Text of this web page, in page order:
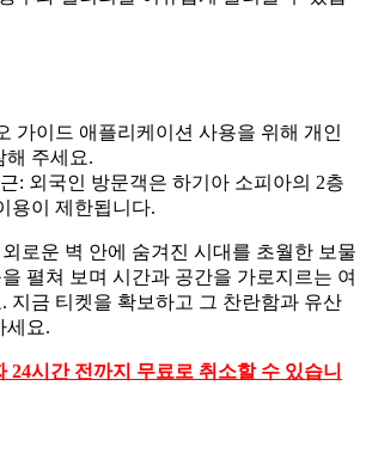
가이드 애플리케이션 사용을 위해 개인
해 주세요.
: 외국인 방문객은 하기아 소피아의 2층
용이 제한됩니다.
로운 벽 안에 숨겨진 시대를 초월한 보물
펼쳐 보며 시간과 공간을 가로지르는 여
지금 티켓을 확보하고 그 찬란함과 유산
세요.
24시간 전까지 무료로 취소할 수 있습니